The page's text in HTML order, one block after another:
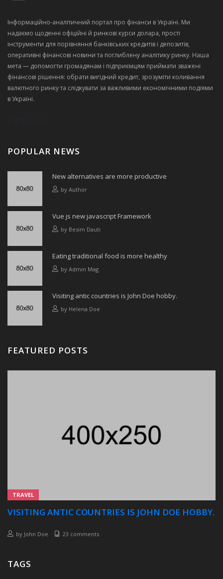
Інформаційно‑аналітичний портал про фінанси в Україні. Ми
надаємо щоденні офіційні й ринкові курси долара, прості
інструменти для порівняння банківських кредитів і депозитів,
оперативні фінансові новини та поглиблену аналітику ринку. Наша
мета — допомогти громадянам і підприємцям приймати зважені
фінансові рішення: обрати вигідний кредит, зрозуміти коливання
валютного ринку та слідкувати за важливими економічними подіями
в Україні.
POPULAR NEWS
New alternatives are more productive
by Author
Vue js new javascript Framework
by Besim Dauti
Eating traditional food is more healthy
by Admin Mag
Visiting antic countries is John Doe hobby.
by Helena Doe
FEATURED POSTS
TRAVEL
VISITING ANTIC COUNTRIES IS JOHN DOE HOBBY.
by John Doe 23 comments
TAGS